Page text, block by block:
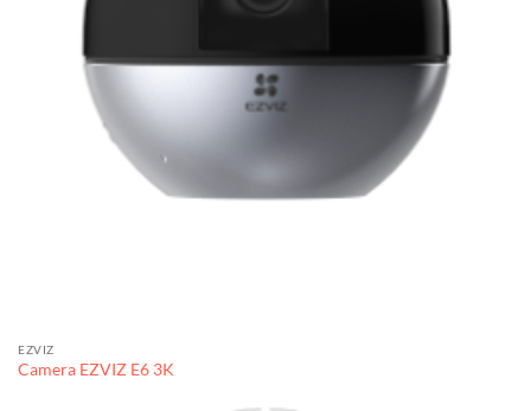
EZVIZ
Camera EZVIZ E6 3K